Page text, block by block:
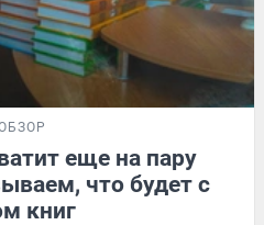
еще на пару
что будет с
книг